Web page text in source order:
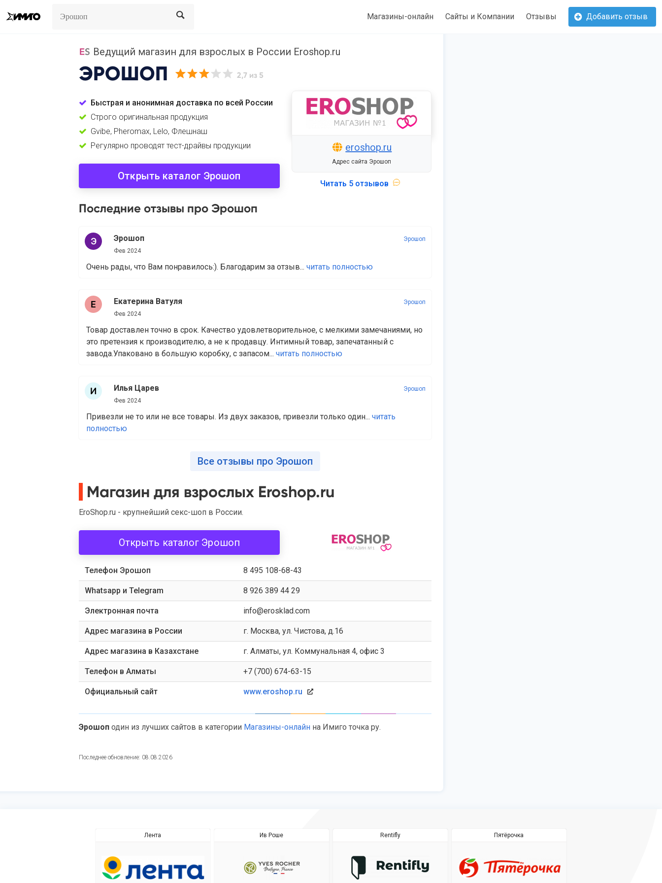
Search Магазины-онлайн Сайты и Компании Отзывы Добавить отзыв
Ведущий магазин для взрослых в России Eroshop.ru
ЭРОШОП 2,7 из 5
Быстрая и анонимная доставка по всей России
Строго оригинальная продукция
Gvibe, Pheromax, Lelo, Флешнаш
Регулярно проводят тест-драйвы продукции
Открыть каталог Эрошоп
eroshop.ru
Адрес сайта Эрошоп
Читать 5 отзывов
Последние отзывы про Эрошоп
Эрошоп
Фев 2024
Эрошоп
Очень рады, что Вам понравилось:). Благодарим за отзыв... читать полностью
Екатерина Ватуля
Фев 2024
Эрошоп
Товар доставлен точно в срок. Качество удовлетворительное, с мелкими замечаниями, но
это претензия к производителю, а не к продавцу. Интимный товар, запечатанный с
завода.Упаковано в большую коробку, с запасом... читать полностью
Илья Царев
Фев 2024
Эрошоп
Привезли не то или не все товары. Из двух заказов, привезли только один... читать
полностью
Все отзывы про Эрошоп
Магазин для взрослых Eroshop.ru
EroShop.ru - крупнейший секс-шоп в России.
Открыть каталог Эрошоп
Телефон Эрошоп 8 495 108-68-43
Whatsapp и Telegram 8 926 389 44 29
Электронная почта info@erosklad.com
Адрес магазина в России г. Москва, ул. Чистова, д.16
Адрес магазина в Казахстане г. Алматы, ул. Коммунальная 4, офис 3
Телефон в Алматы +7 (700) 674-63-15
Официальный сайт www.eroshop.ru
Эрошоп один из лучших сайтов в категории Магазины-онлайн на Имиго точка ру.
Последнее обновление: 08.08.2026
Лента Ив Роше Rentifly Пятёрочка